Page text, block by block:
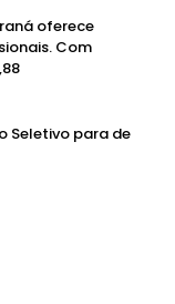
oferece
Com
Seletivo para de